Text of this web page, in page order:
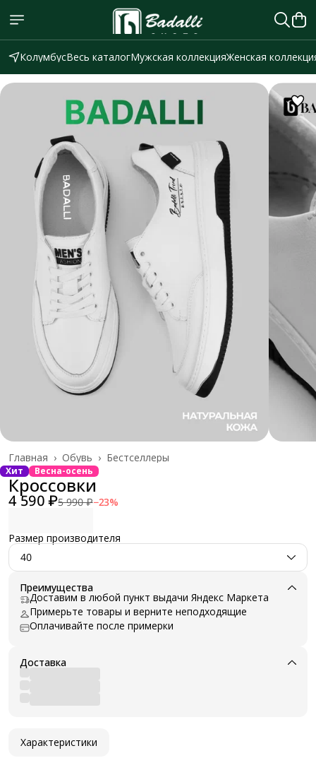
КолумбусВесь каталогМужская коллекцияЖенская
Бестселлеры
Обувь ›
Главная ›
Хит Весна-осень
Кроссовки
4 590 ₽5 990 ₽−23%
Размер производителя
40
Преимущества
Доставим в любой пункт выдачи Яндекс Маркета
Примерьте товары и верните неподходящие
Оплачивайте после примерки
Доставка
Характеристики